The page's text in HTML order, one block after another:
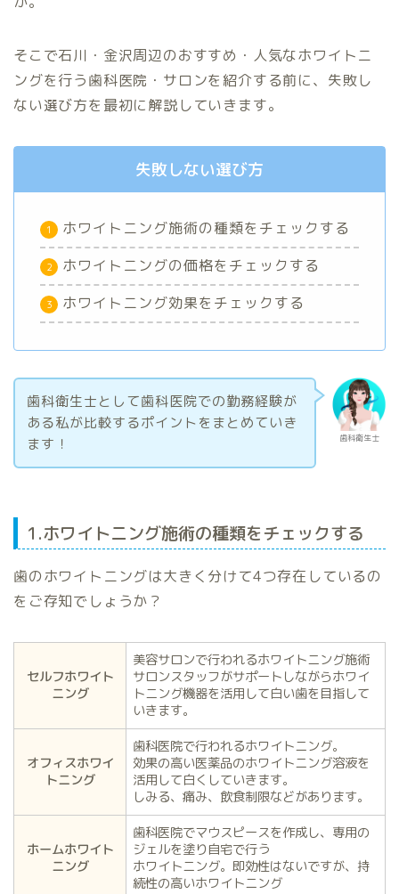
そこで石川・金沢周辺のおすすめ・人気なホワイトニ
ングを行う歯科医院・サロンを紹介する前に、失敗し
ない選び方を最初に解説していきます。
失敗しない選び方
ホワイトニング施術の種類をチェックする
ホワイトニングの価格をチェックする
ホワイトニング効果をチェックする
歯科衛生士
歯科衛生士として歯科医院での勤務経験が
ある私が比較するポイントをまとめていき
ます！
1.ホワイトニング施術の種類をチェックする
歯のホワイトニングは大きく分けて4つ存在しているの
をご存知でしょうか？
セルフホワイト
ニング
美容サロンで行われるホワイトニング施術
サロンスタッフがサポートしながらホワイ
トニング機器を活用して白い歯を目指して
いきます。
オフィスホワイ
トニング
歯科医院で行われるホワイトニング。
効果の高い医薬品のホワイトニング溶液を
活用して白くしていきます。
しみる、痛み、飲食制限などがあります。
ホームホワイト
ニング
歯科医院でマウスピースを作成し、専用の
ジェルを塗り自宅で行う
ホワイトニング。即効性はないですが、持
続性の高いホワイトニング